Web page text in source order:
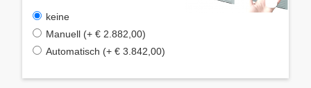
keine
Manuell (+ € 2.882,00)
Automatisch (+ € 3.842,00)